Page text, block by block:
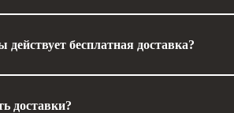
бесплатная доставка?
доставки?